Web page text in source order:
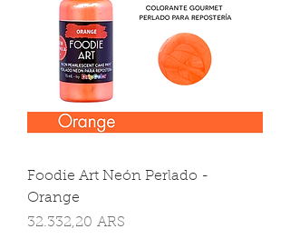
Foodie Art Neón Perlado -
Orange
Precio
32.332,20 ARS